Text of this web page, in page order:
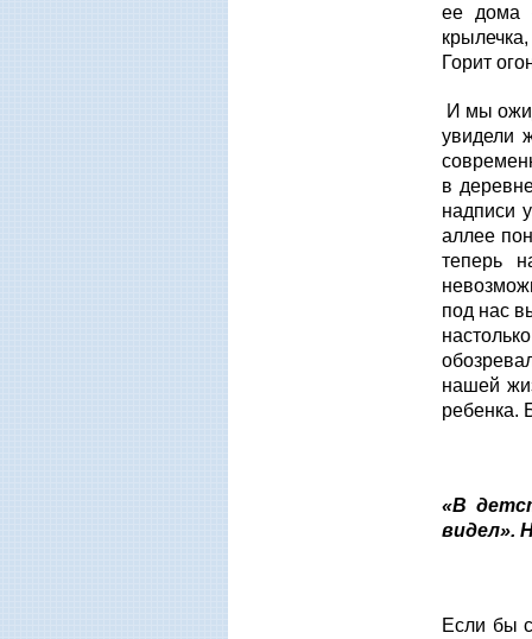
ее дома
Горит
И мы
увидели
в
надписи
аллее
теперь
под нас
нашей
ребенка.
«В
видел».
Если бы